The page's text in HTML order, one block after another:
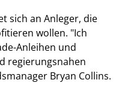
sich an Anleger, die
wollen. "Ich
Anleihen und
regierungsnahen
Bryan Collins.